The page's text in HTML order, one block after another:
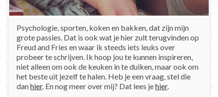
Psychologie, sporten, koken en bakken, dat zijn mijn
grote passies. Dat is ook wat je hier zult terugvinden op
Freud and Fries en waar ik steeds iets leuks over
probeer te schrijven. Ik hoop jou te kunnen inspireren,
niet alleen om ook de keuken in te duiken, maar ook om
het beste uit jezelf te halen. Heb je een vraag, stel die
danhier. En nog meer over mij? Dat lees jehier.